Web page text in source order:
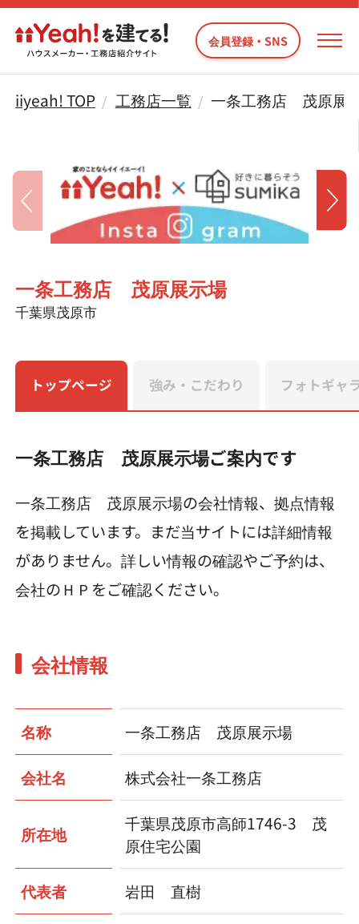
会員登録・SNS
iiyeah! TOP 工務店一覧 一条工務店 茂原展
一条工務店 茂原展示場
千葉県茂原市
トップページ 強み・こだわり フォトギャ
一条工務店 茂原展示場ご案内です
一条工務店 茂原展示場の会社情報、拠点情報
を掲載しています。まだ当サイトには詳細情報
がありません。詳しい情報の確認やご予約は、
会社のＨＰをご確認ください。
会社情報
名称 一条工務店 茂原展示場
会社名 株式会社一条工務店
所在地
千葉県茂原市高師1746-3 茂
原住宅公園
代表者 岩田 直樹